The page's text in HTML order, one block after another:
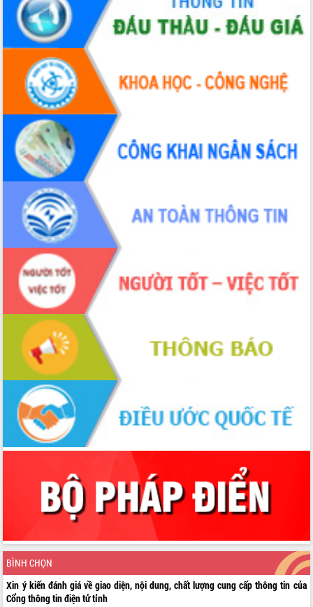
BÌNH CHỌN
Xin ý kiến đánh giá về giao diện, nội dung, chất lượng cung cấp thông tin của
Cổng thông tin điện tử tỉnh